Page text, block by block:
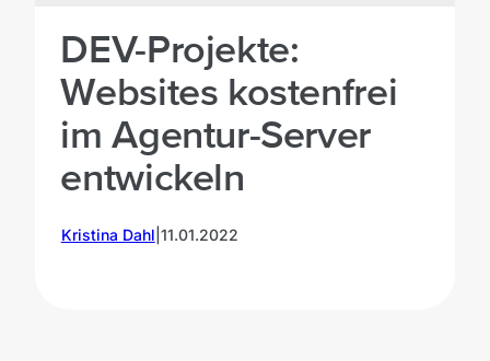
DEV-Projekte:
Websites kostenfrei
im Agentur-Server
entwickeln
Kristina Dahl 11.01.2022